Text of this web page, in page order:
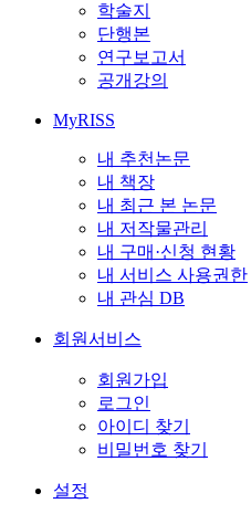
학술지
단행본
연구보고서
공개강의
MyRISS
내 추천논문
내 책장
내 최근 본 논문
내 저작물관리
내 구매·신청 현황
내 서비스 사용권한
내 관심 DB
회원서비스
회원가입
로그인
아이디 찾기
비밀번호 찾기
설정